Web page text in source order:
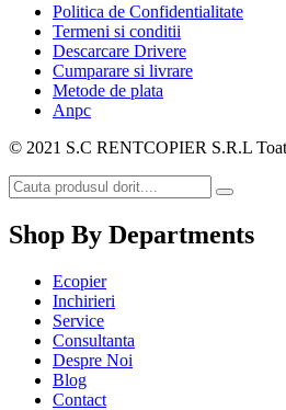
Politica de Confidentialitate
Termeni si conditii
Descarcare Drivere
Cumparare si livrare
Metode de plata
Anpc
© 2021 S.C RENTCOPIER S.R.L
Shop By Departments
Ecopier
Inchirieri
Service
Consultanta
Despre Noi
Blog
Contact